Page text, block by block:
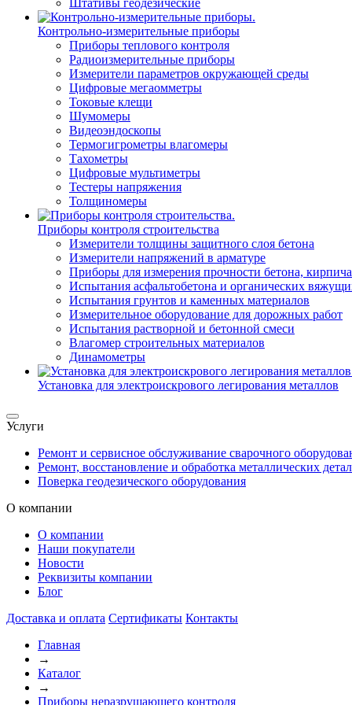
Штативы геодезические
Контрольно-измерительные приборы
Приборы теплового контроля
Радиоизмерительные приборы
Измерители параметров окружающей среды
Цифровые мегаомметры
Токовые клещи
Шумомеры
Видеоэндоскопы
Термогигрометры влагомеры
Тахометры
Цифровые мультиметры
Тестеры напряжения
Толщиномеры
Приборы контроля строительства
Измерители толщины защитного слоя бетона
Измерители напряжений в арматуре
Приборы для измерения прочности бетона,
Испытания асфальтобетона и органических
Испытания грунтов и каменных материалов
Измерительное оборудование для дорожных работ
Испытания растворной и бетонной смеси
Влагомер строительных материалов
Динамометры
Установка для электроискрового легирования металлов
Услуги
Ремонт и сервисное обслуживание сварочного
Ремонт, восстановление и обработка металлических
Поверка геодезического оборудования
О компании
О компании
Наши покупатели
Новости
Реквизиты компании
Блог
Доставка и оплата Сертификаты Контакты
Главная
→
Каталог
→
Приборы неразрушающего контроля